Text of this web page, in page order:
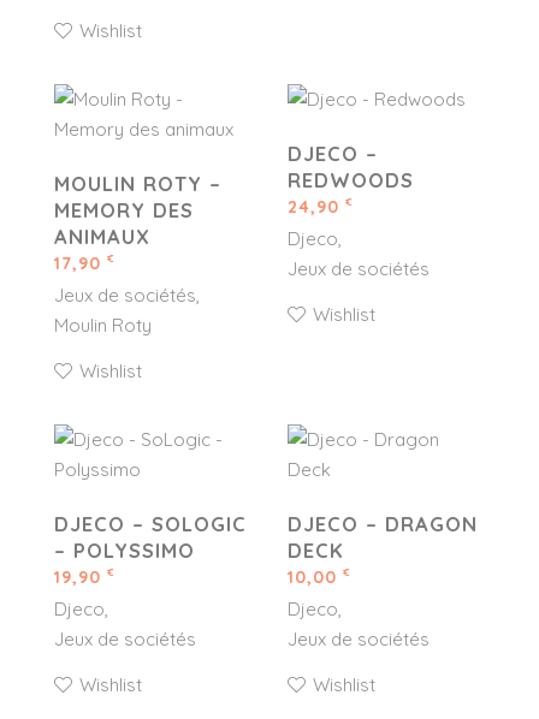
Wishlist
MOULIN ROTY –
MEMORY DES
ANIMAUX
17,90 €
Jeux de sociétés
Moulin Roty
Wishlist
DJECO –
REDWOODS
24,90 €
Djeco
Jeux de sociétés
Wishlist
DJECO – SOLOGIC
– POLYSSIMO
19,90 €
Djeco
Jeux de sociétés
Wishlist
DJECO – DRAGON
DECK
10,00 €
Djeco
Jeux de sociétés
Wishlist